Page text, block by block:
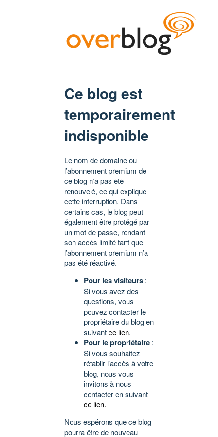
Ce blog est
temporairement
indisponible
Le nom de domaine ou
l’abonnement premium de
ce blog n’a pas été
renouvelé, ce qui explique
cette interruption. Dans
certains cas, le blog peut
également être protégé par
un mot de passe, rendant
son accès limité tant que
l’abonnement premium n’a
pas été réactivé.
Pour les visiteurs :
Si vous avez des
questions, vous
pouvez contacter le
propriétaire du blog en
suivantce lien.
Pour le propriétaire :
Si vous souhaitez
rétablir l’accès à votre
blog, nous vous
invitons à nous
contacter en suivant
ce lien.
Nous espérons que ce blog
pourra être de nouveau